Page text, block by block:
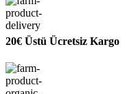
20€ Üstü Ücretsiz Kargo